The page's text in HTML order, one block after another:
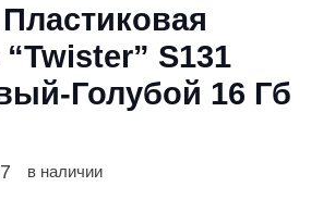
S131
Голубой 16 Гб
в наличии